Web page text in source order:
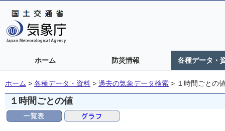
ホーム 防災情報 各種データ・
ホーム > 各種データ・資料 > 過去の気象データ検索 > １時間ごとの
１時間ごとの値